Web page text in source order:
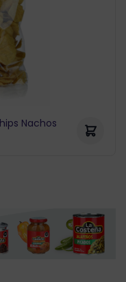
Nachos